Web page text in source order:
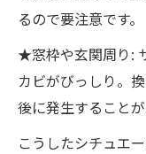
るので要注意です。
★窓枠や玄関周り:
カビがびっしり。
後に発生することが
こうしたシチュエ